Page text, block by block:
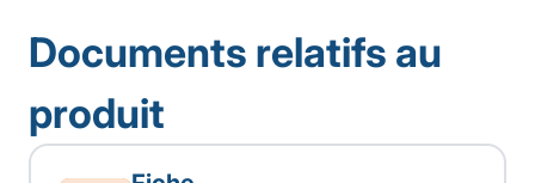
Documents relatifs au
produit